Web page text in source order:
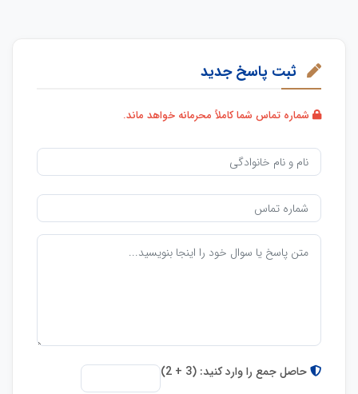
ثبت پاسخ جدید
شماره تماس شما کاملاً محرمانه خواهد ماند.
حاصل جمع را وارد کنید: (3 + 2)